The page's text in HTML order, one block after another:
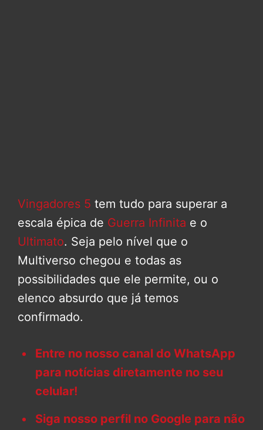
Vingadores 5 tem tudo para superar a
escala épica de Guerra Infinita e o
Ultimato. Seja pelo nível que o
Multiverso chegou e todas as
possibilidades que ele permite, ou o
elenco absurdo que já temos
confirmado.
Entre no nosso canal do WhatsApp
para notícias diretamente no seu
celular!
Siga nosso perfil no Google para não